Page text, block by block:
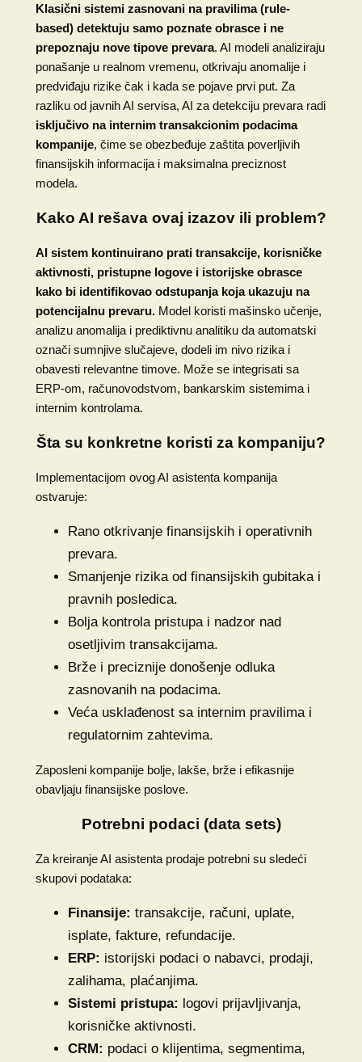
Klasični sistemi zasnovani na pravilima (rule-
based) detektuju samo poznate obrasce i ne
prepoznaju nove tipove prevara. AI modeli analiziraju
ponašanje u realnom vremenu, otkrivaju anomalije i
predviđaju rizike čak i kada se pojave prvi put. Za
razliku od javnih AI servisa, AI za detekciju prevara radi
isključivo na internim transakcionim podacima
kompanije, čime se obezbeđuje zaštita poverljivih
finansijskih informacija i maksimalna preciznost
modela.
Kako AI rešava ovaj izazov ili problem?
AI sistem kontinuirano prati transakcije, korisničke
aktivnosti, pristupne logove i istorijske obrasce
kako bi identifikovao odstupanja koja ukazuju na
potencijalnu prevaru. Model koristi mašinsko učenje,
analizu anomalija i prediktivnu analitiku da automatski
označi sumnjive slučajeve, dodeli im nivo rizika i
obavesti relevantne timove. Može se integrisati sa
ERP-om, računovodstvom, bankarskim sistemima i
internim kontrolama.
Šta su konkretne koristi za kompaniju?
Implementacijom ovog AI asistenta kompanija
ostvaruje:
Rano otkrivanje finansijskih i operativnih
prevara.
Smanjenje rizika od finansijskih gubitaka i
pravnih posledica.
Bolja kontrola pristupa i nadzor nad
osetljivim transakcijama.
Brže i preciznije donošenje odluka
zasnovanih na podacima.
Veća usklađenost sa internim pravilima i
regulatornim zahtevima.
Zaposleni kompanije bolje, lakše, brže i efikasnije
obavljaju finansijske poslove.
Potrebni podaci (data sets)
Za kreiranje AI asistenta prodaje potrebni su sledeći
skupovi podataka:
Finansije: transakcije, računi, uplate,
isplate, fakture, refundacije.
ERP: istorijski podaci o nabavci, prodaji,
zalihama, plaćanjima.
Sistemi pristupa: logovi prijavljivanja,
korisničke aktivnosti.
CRM: podaci o klijentima, segmentima,